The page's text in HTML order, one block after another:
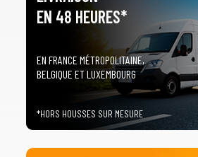
EN 48 HEURES*
EN FRANCE MÉTROPOLITAINE,
BELGIQUE ET LUXEMBOURG
*HORS HOUSSES SUR MESURE